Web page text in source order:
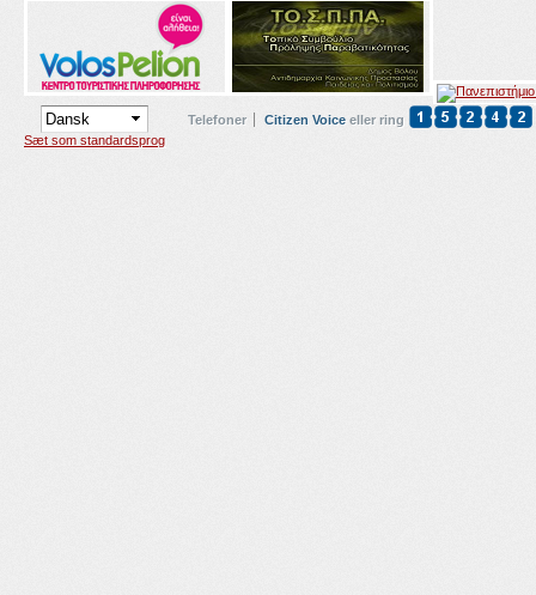
Sæt som standardsprog
Telefoner Citizen Voice eller ring